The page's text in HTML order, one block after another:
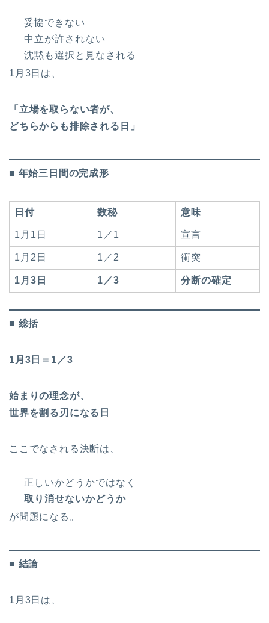
妥協できない
中立が許されない
沈黙も選択と見なされる
1月3日は、
「立場を取らない者が、
どちらからも排除される日」
■ 年始三日間の完成形
日付 数秘 意味
1月1日 1／1 宣言
1月2日 1／2 衝突
1月3日 1／3 分断の確定
■ 総括
1月3日＝1／3
始まりの理念が、
世界を割る刃になる日
ここでなされる決断は、
正しいかどうかではなく
取り消せないかどうか
が問題になる。
■ 結論
1月3日は、